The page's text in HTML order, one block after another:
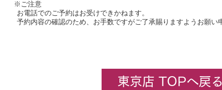
※ご注意
お電話でのご予約はお受けできかねます。
予約内容の確認のため、お手数ですがご了承賜りますようお願い
東京店 TOPへ戻